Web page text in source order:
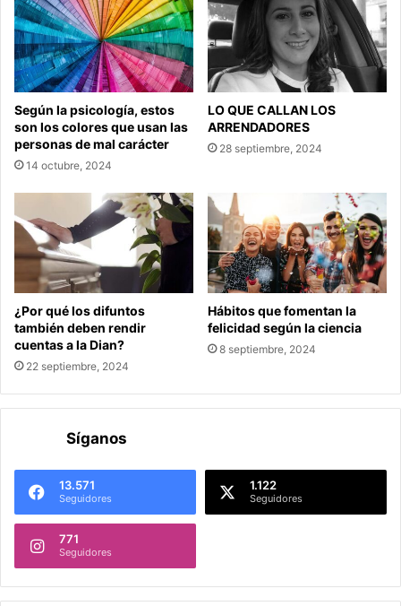
Según la psicología, estos
son los colores que usan las
personas de mal carácter
14 octubre, 2024
LO QUE CALLAN LOS
ARRENDADORES
28 septiembre, 2024
¿Por qué los difuntos
también deben rendir
cuentas a la Dian?
22 septiembre, 2024
Hábitos que fomentan la
felicidad según la ciencia
8 septiembre, 2024
Síganos
13.571
Seguidores
1.122
Seguidores
771
Seguidores